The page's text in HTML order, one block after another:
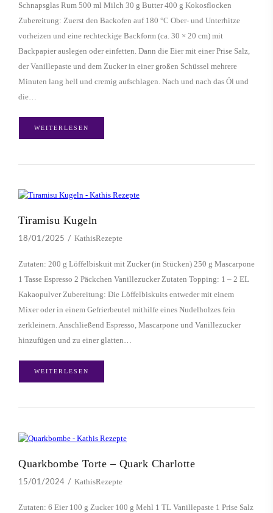
Schnapsglas Rum 500 ml Milch 30 g Butter 400 g Kokosflocken
Zubereitung: Zuerst den Backofen auf 180 °C Ober- und Unterhitze
vorheizen und eine rechteckige Backform (ca. 30 × 20 cm) mit
Backpapier auslegen oder einfetten. Dann die Eier mit einer Prise Salz,
der Vanillepaste und dem Zucker in einer großen Schüssel mehrere
Minuten lang hell und cremig aufschlagen. Nach und nach das Öl und
die…
WEITERLESEN
Tiramisu Kugeln
18/01/2025 KathisRezepte
Zutaten: 200 g Löffelbiskuit mit Zucker (in Stücken) 250 g Mascarpone
1 Tasse Espresso 2 Päckchen Vanillezucker Zutaten Topping: 1 – 2 EL
Kakaopulver Zubereitung: Die Löffelbiskuits entweder mit einem
Mixer oder in einem Gefrierbeutel mithilfe eines Nudelholzes fein
zerkleinern. Anschließend Espresso, Mascarpone und Vanillezucker
hinzufügen und zu einer glatten…
WEITERLESEN
Quarkbombe Torte – Quark Charlotte
15/01/2024 KathisRezepte
Zutaten: 6 Eier 100 g Zucker 100 g Mehl 1 TL Vanillepaste 1 Prise Salz